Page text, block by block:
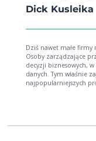
Dick Kusleika
Dziś nawet małe
Osoby zarządzające
decyzji biznesowych,
danych. Tym właśnie
najpopularniejszych
prostej pracy z